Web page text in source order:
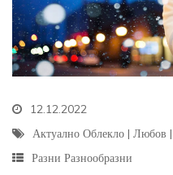
12.12.2022
Актуално Облекло | Любов |
Разни Разнообразни